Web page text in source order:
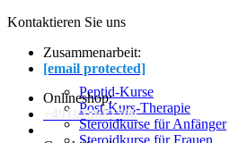
Peptid-Kurse
Post-Kurs-Therapie
Steroidkurse für Anfänger
Steroidkurse für Frauen
Kontaktieren Sie uns
Zusammenarbeit:
[email protected]
Onlineshop:
+491628632706